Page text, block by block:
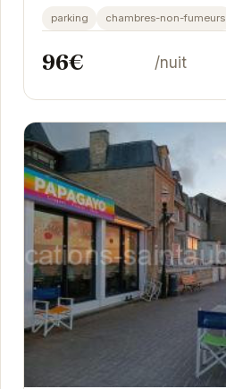
bien équipées.
parking chambres-non-fumeurs
96€ /nuit